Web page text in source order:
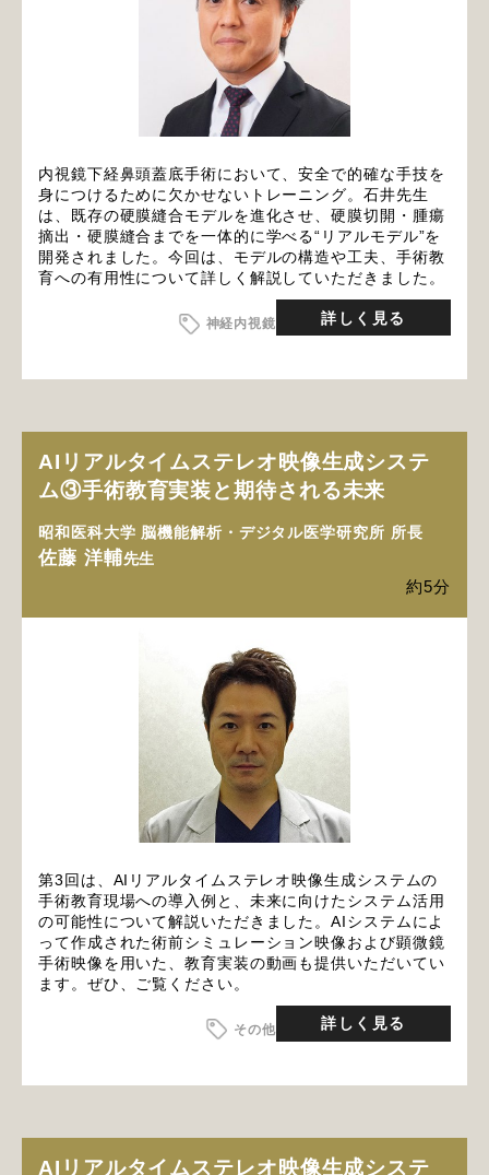
内視鏡下経鼻頭蓋底手術において、安全で的確な手技を
身につけるために欠かせないトレーニング。石井先生
は、既存の硬膜縫合モデルを進化させ、硬膜切開・腫瘍
摘出・硬膜縫合までを一体的に学べる“リアルモデル”を
開発されました。今回は、モデルの構造や工夫、手術教
育への有用性について詳しく解説していただきました。
神経内視鏡 詳しく見る
AIリアルタイムステレオ映像生成システ
ム③手術教育実装と期待される未来
昭和医科大学 脳機能解析・デジタル医学研究所 所長
佐藤 洋輔先生
約5分
第3回は、AIリアルタイムステレオ映像生成システムの
手術教育現場への導入例と、未来に向けたシステム活用
の可能性について解説いただきました。AIシステムによ
って作成された術前シミュレーション映像および顕微鏡
手術映像を用いた、教育実装の動画も提供いただいてい
ます。ぜひ、ご覧ください。
その他 詳しく見る
AIリアルタイムステレオ映像生成システ